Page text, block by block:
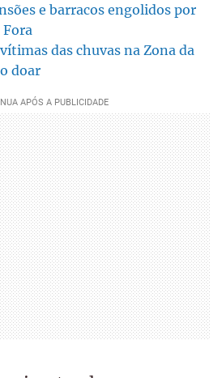
e barracos engolidos por
Fora
das chuvas na Zona da
doar